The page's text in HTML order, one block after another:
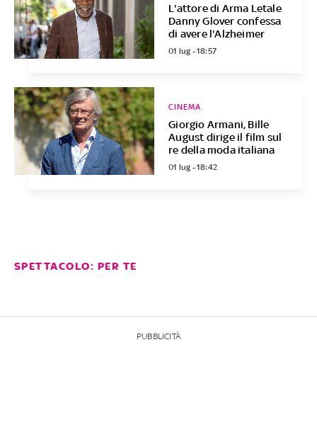
L'attore di Arma Letale
Danny Glover confessa
di avere l'Alzheimer
01 lug - 18:57
Giorgio Armani, Bille
August dirige il film sul
re della moda italiana
CINEMA
01 lug - 18:42
SPETTACOLO: PER TE
PUBBLICITÀ